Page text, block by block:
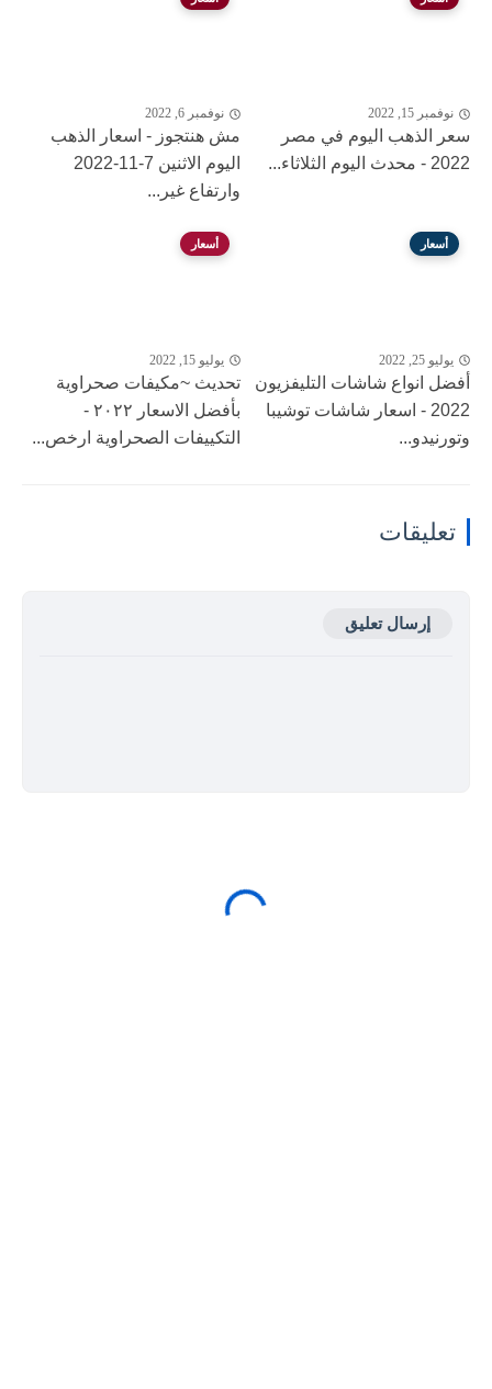
نوفمبر 15, 2022
سعر الذهب اليوم في مصر
2022 - محدث اليوم الثلاثاء...
نوفمبر 6, 2022
مش هنتجوز - اسعار الذهب
اليوم الاثنين 7-11-2022
وارتفاع غير...
أسعار
يوليو 25, 2022
أفضل انواع شاشات التليفزيون
2022 - اسعار شاشات توشيبا
وتورنيدو...
أسعار
يوليو 15, 2022
تحديث ~مكيفات صحراوية
بأفضل الاسعار ٢٠٢٢ -
التكييفات الصحراوية ارخص...
تعليقات
إرسال تعليق